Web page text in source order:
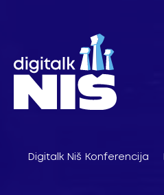
Digitalk Niš Konferencija